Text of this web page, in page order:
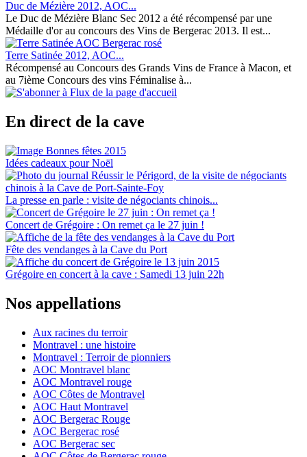
Duc de Mézière 2012, AOC...
Le Duc de Mézière Blanc Sec 2012 a été récompensé par une
Médaille d'or au concours des Vins de Bergerac 2013. Il est...
Terre Satinée 2012, AOC...
Récompensé au Concours des Grands Vins de France à Macon, et
au 7ième Concours des vins Féminalise à...
En direct de la cave
Idées cadeaux pour Noël
La presse en parle : visite de négociants chinois...
Concert de Grégoire : On remet ça le 27 juin !
Fête des vendanges à la Cave du Port
Grégoire en concert à la cave : Samedi 13 juin 22h
Nos appellations
Aux racines du terroir
Montravel : une histoire
Montravel : Terroir de pionniers
AOC Montravel blanc
AOC Montravel rouge
AOC Côtes de Montravel
AOC Haut Montravel
AOC Bergerac Rouge
AOC Bergerac rosé
AOC Bergerac sec